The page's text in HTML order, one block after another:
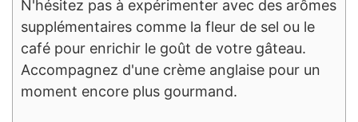
N'hésitez pas à expérimenter avec des arômes
supplémentaires comme la fleur de sel ou le
café pour enrichir le goût de votre gâteau.
Accompagnez d'une crème anglaise pour un
moment encore plus gourmand.